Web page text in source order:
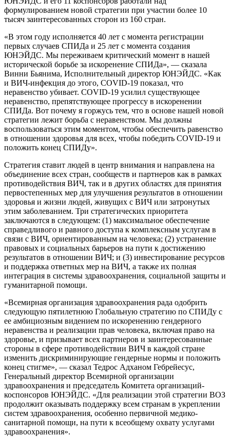
формулированием новой стратегии при участии более 10
тысяч заинтересованных сторон из 160 стран.
«В этом году исполняется 40 лет с момента регистрации
первых случаев СПИДа и 25 лет с момента создания
ЮНЭЙДС. Мы переживаем критический момент в нашей
исторической борьбе за искоренение СПИДа», — сказала
Винни Бьянима, Исполнительный директор ЮНЭЙДС. «Как
и ВИЧ-инфекция до этого, COVID-19 показал, что
неравенство убивает. COVID-19 усилил существующее
неравенство, препятствующее прогрессу в искоренении
СПИДа. Вот почему я горжусь тем, что в основе нашей новой
стратегии лежит борьба с неравенством. Мы должны
воспользоваться этим моментом, чтобы обеспечить равенство
в отношении здоровья для всех, чтобы победить COVID-19 и
положить конец СПИДу».
Стратегия ставит людей в центр внимания и направлена ​​на
объединение всех стран, сообществ и партнеров как в рамках
противодействия ВИЧ, так и в других областях для принятия
первостепенных мер для улучшения результатов в отношении
здоровья и жизни людей, живущих с ВИЧ или затронутых
этим заболеванием. Три стратегических приоритета
заключаются в следующем: (1) максимальное обеспечение
справедливого и равного доступа к комплексным услугам в
связи с ВИЧ, ориентированным на человека; (2) устранение
правовых и социальных барьеров на пути к достижению
результатов в отношении ВИЧ; и (3) инвестирование ресурсов
и поддержка ответных мер на ВИЧ, а также их полная
интеграция в системы здравоохранения, социальной защиты и
гуманитарной помощи.
«Всемирная организация здравоохранения рада одобрить
следующую пятилетнюю Глобальную стратегию по СПИДу с
ее амбициозным видением по искоренению гендерного
неравенства и реализации прав человека, включая право на
здоровье, и призывает всех партнеров и заинтересованные
стороны в сфере противодействии ВИЧ в каждой стране
изменить дискриминирующие гендерные нормы и положить
конец стигме», — сказал Тедрос Адханом Гебрейесус,
Генеральный директор Всемирной организации
здравоохранения и председатель Комитета организаций-
коспонсоров ЮНЭЙДС. «Для реализации этой стратегии ВОЗ
продолжит оказывать поддержку всем странам в укреплении
систем здравоохранения, особенно первичной медико-
санитарной помощи, на пути к всеобщему охвату услугами
здравоохранения».